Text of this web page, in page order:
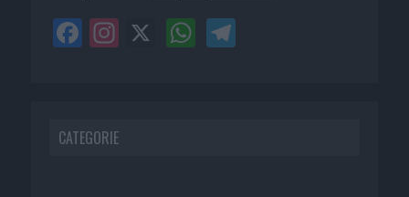
CATEGORIE